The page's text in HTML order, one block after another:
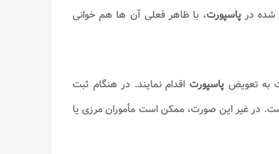
شده درپاسپورت، با ظاهر فعلی آن ها هم خوانی
به تعویضپاسپورت اقدام نمایند. در هنگام ثبت
در غیر این صورت، ممکن است مأموران مرزی یا